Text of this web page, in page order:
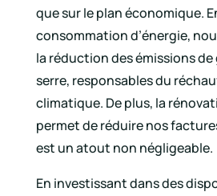
que sur le plan économique.
consommation d’énergie,
la réduction des émissions de
serre, responsables du
climatique. De plus, la
permet de réduire nos
est un atout non négligeable.
En investissant dans des